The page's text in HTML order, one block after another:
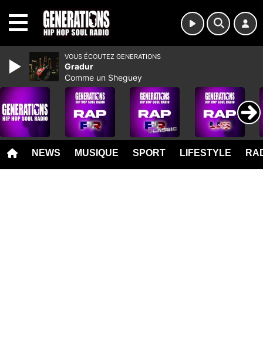
NEWS MUSIQUE SPORT LIFESTYLE
VOUS ÉCOUTEZ GENERATIONS
Gradur
Comme un Sheguey